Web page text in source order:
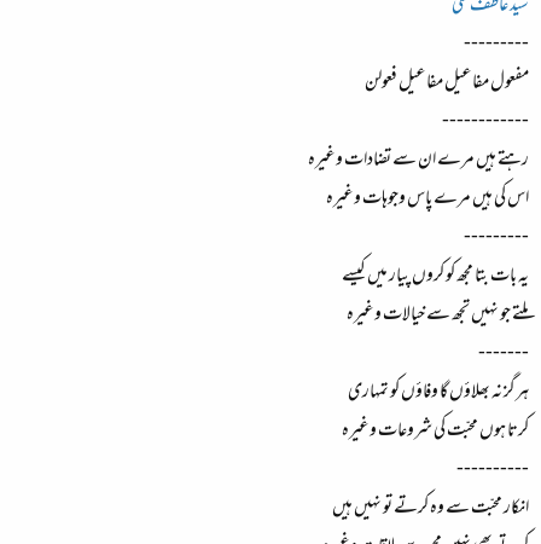
---------
مفعول مفاعیل مفاعیل فعولن
------------
رہتے ہیں مرے ان سے تضادات وغیرہ
اس کی ہیں مرے پاس وجوہات وغیرہ
---------
یہ بات بتا مجھ کو کروں پیار میں کیسے
ملتے جو نہیں تجھ سے خیالات وغیرہ
-------
ہرگز نہ بھلاؤں گا وفاؤں کو تمہاری
کرتا ہوں محبّت کی شروعات وغیرہ
----------
انکار محبّت سے وہ کرتے تو نہیں ہیں